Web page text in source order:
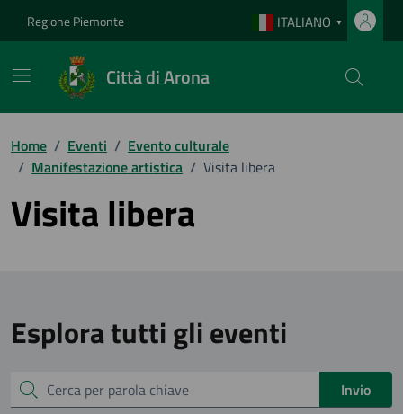
Regione Piemonte ITALIANO ▼
Città di Arona
Home / Eventi / Evento culturale
/ Manifestazione artistica / Visita libera
Visita libera
Esplora tutti gli eventi
Cerca
Invio